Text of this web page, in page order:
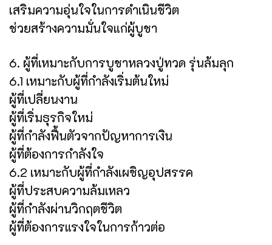
เสริมความอุ่นใจในการดำเนินชีวิต
ช่วยสร้างความมั่นใจแก่ผู้บูชา
6. ผู้ที่เหมาะกับการบูชาหลวงปู่ทวด รุ่นล้มลุก
6.1 เหมาะกับผู้ที่กำลังเริ่มต้นใหม่
ผู้ที่เปลี่ยนงาน
ผู้ที่เริ่มธุรกิจใหม่
ผู้ที่กำลังฟื้นตัวจากปัญหาการเงิน
ผู้ที่ต้องการกำลังใจ
6.2 เหมาะกับผู้ที่กำลังเผชิญอุปสรรค
ผู้ที่ประสบความล้มเหลว
ผู้ที่กำลังผ่านวิกฤตชีวิต
ผู้ที่ต้องการแรงใจในการก้าวต่อ